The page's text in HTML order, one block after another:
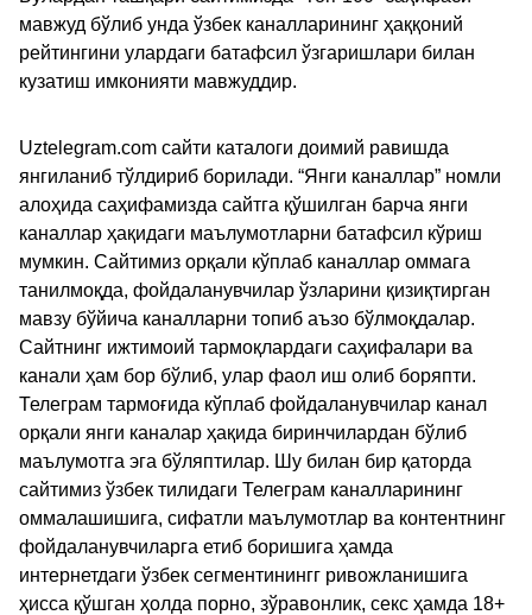
мавжуд бўлиб унда ўзбек каналларининг ҳаққоний
рейтингини улардаги батафсил ўзгаришлари билан
кузатиш имконияти мавжуддир.
Uztelegram.com сайти каталоги доимий равишда
янгиланиб тўлдириб борилади. “Янги каналлар” номли
алоҳида саҳифамизда сайтга қўшилган барча янги
каналлар ҳақидаги маълумотларни батафсил кўриш
мумкин. Сайтимиз орқали кўплаб каналлар оммага
танилмоқда, фойдаланувчилар ўзларини қизиқтирган
мавзу бўйича каналларни топиб аъзо бўлмоқдалар.
Сайтнинг ижтимоий тармоқлардаги саҳифалари ва
канали ҳам бор бўлиб, улар фаол иш олиб боряпти.
Телеграм тармоғида кўплаб фойдаланувчилар канал
орқали янги каналар ҳақида биринчилардан бўлиб
маълумотга эга бўляптилар. Шу билан бир қаторда
сайтимиз ўзбек тилидаги Телеграм каналларининг
оммалашишига, сифатли маълумотлар ва контентнинг
фойдаланувчиларга етиб боришига ҳамда
интернетдаги ўзбек сегментинингг ривожланишига
ҳисса қўшган ҳолда порно, зўравонлик, секс ҳамда 18+